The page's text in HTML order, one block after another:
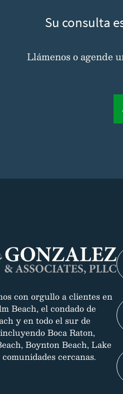
Su consulta
Llámenos o agende
con orgullo a clientes en
Beach, el condado de
y en todo el sur de
Boca Raton,
Boynton Beach, Lake
cercanas.